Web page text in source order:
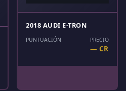
2018 AUDI E-TRON
PUNTUACIÓN PRECIO
— CR